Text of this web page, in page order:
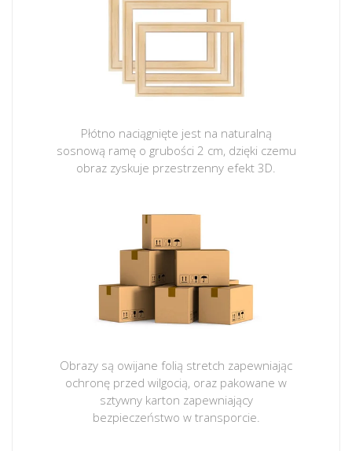
Płótno naciągnięte jest na naturalną
sosnową ramę o grubości 2 cm, dzięki czemu
obraz zyskuje przestrzenny efekt 3D.
Obrazy są owijane folią stretch zapewniając
ochronę przed wilgocią, oraz pakowane w
sztywny karton zapewniający
bezpieczeństwo w transporcie.